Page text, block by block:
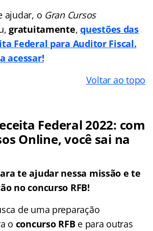
ajudar, o Gran Cursos
gratuitamente,questões das
Federal para Auditor Fiscal.
acessar!
Voltar ao topo
Federal 2022: com
Online, você sai na
te ajudar nessa missão e te
no concurso RFB!
de uma preparação
o concurso RFB e para outras